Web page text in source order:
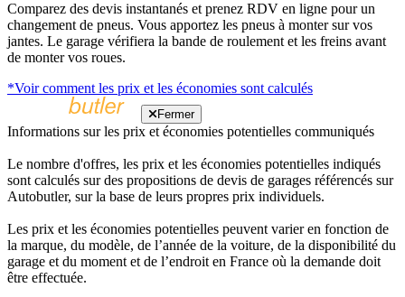
Comparez des devis instantanés et prenez RDV en ligne pour un
changement de pneus. Vous apportez les pneus à monter sur vos
jantes. Le garage vérifiera la bande de roulement et les freins avant
de monter vos roues.
*Voir comment les prix et les économies sont calculés
Fermer
Informations sur les prix et économies potentielles communiqués
Le nombre d'offres, les prix et les économies potentielles indiqués
sont calculés sur des propositions de devis de garages référencés sur
Autobutler, sur la base de leurs propres prix individuels.
Les prix et les économies potentielles peuvent varier en fonction de
la marque, du modèle, de l’année de la voiture, de la disponibilité du
garage et du moment et de l’endroit en France où la demande doit
être effectuée.